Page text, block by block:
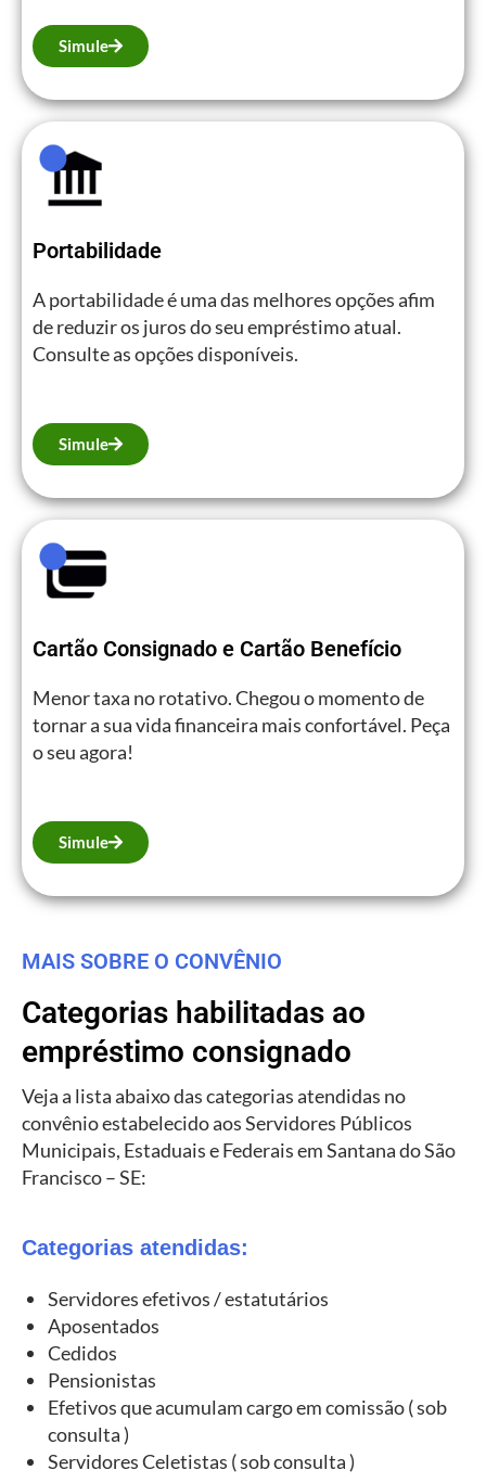
Simule
Portabilidade
A portabilidade é uma das melhores opções afim
de reduzir os juros do seu empréstimo atual.
Consulte as opções disponíveis.
Simule
Cartão Consignado e Cartão Benefício
Menor taxa no rotativo. Chegou o momento de
tornar a sua vida financeira mais confortável. Peça
o seu agora!
Simule
MAIS SOBRE O CONVÊNIO
Categorias habilitadas ao
empréstimo consignado
Veja a lista abaixo das categorias atendidas no
convênio estabelecido aos Servidores Públicos
Municipais, Estaduais e Federais em Santana do São
Francisco – SE:
Categorias atendidas:
Servidores efetivos / estatutários
Aposentados
Cedidos
Pensionistas
Efetivos que acumulam cargo em comissão ( sob
consulta )
Servidores Celetistas ( sob consulta )